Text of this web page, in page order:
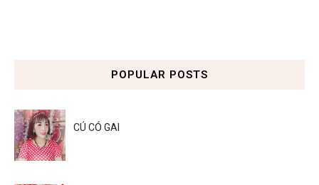
POPULAR POSTS
CÚ CÓ GAI